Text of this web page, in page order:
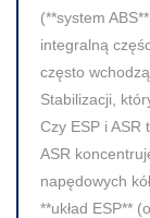
(**system
integralną
często
Stabilizacji,
Czy ESP i ASR
ASR
napędowych
**układ ESP**